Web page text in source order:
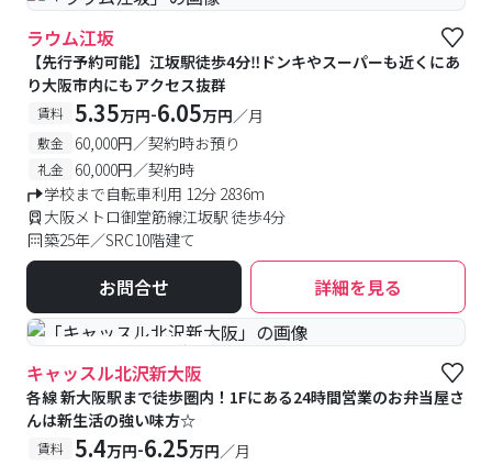
ラウム江坂
【先行予約可能】江坂駅徒歩4分‼ドンキやスーパーも近くにあ
り大阪市内にもアクセス抜群
賃料 5.35万円-6.05万円／月
敷金 60,000円／契約時お預り
礼金
60,000円／契約時
学校まで自転車利用 12分 2836m
大阪メトロ御堂筋線江坂駅 徒歩4分
築25年／SRC10階建て
お問合せ 詳細を見る
#予約受付中 #空室待ち
キャッスル北沢新大阪
各線 新大阪駅まで徒歩圏内！1Fにある24時間営業のお弁当屋さ
んは新生活の強い味方☆
賃料 5.4万円-6.25万円／月